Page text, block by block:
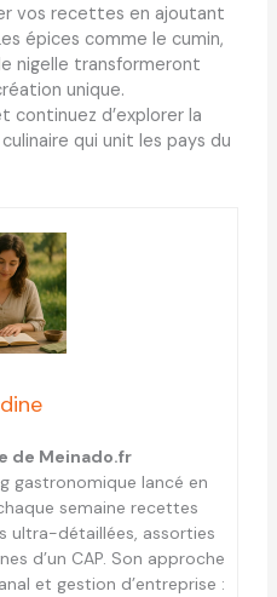
vos recettes en ajoutant
épices comme le cumin,
nigelle transformeront
unique.
continuez d’explorer la
qui unit les pays du
de Meinado.fr
gastronomique lancé en
semaine recettes
ultra-détaillées, assorties
d’un CAP. Son approche
et gestion d’entreprise :